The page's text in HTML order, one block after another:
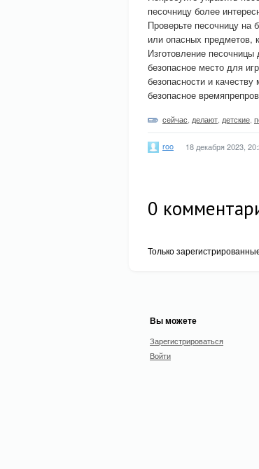
песочницу более
Проверьте песочницу на
или опасных предметов,
Изготовление
безопасное место для
безопасности и
безопасное
сейчас делают детские
roo 18 декабря 2023,
0
Только
Вы можете
Зарегистрироваться
Войти